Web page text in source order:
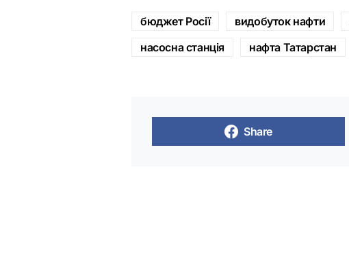
бюджет Росії видобуток нафти
насосна станція
нафта Татарстан
Share